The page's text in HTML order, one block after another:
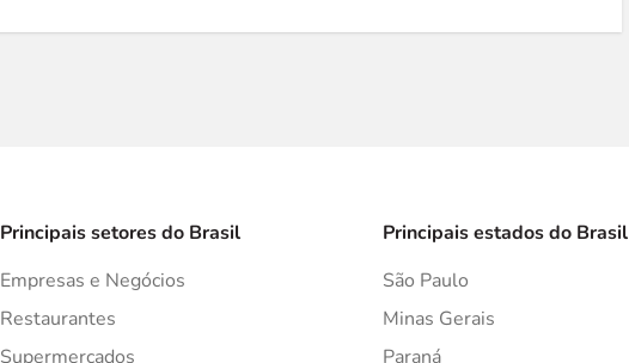
Principais setores do Brasil
Empresas e Negócios
Restaurantes
Supermercados
Principais estados do Brasil
São Paulo
Minas Gerais
Paraná